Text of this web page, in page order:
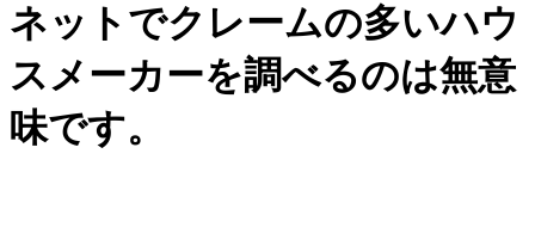
ネットでクレームの多いハウ
スメーカーを調べるのは無意
味です。